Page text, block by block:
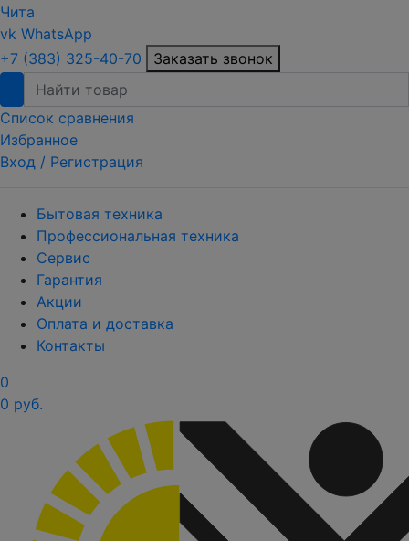
Чита
vk WhatsApp
+7 (383) 325-40-70
Заказать звонок
Список сравнения
Избранное
Вход / Регистрация
Бытовая техника
Профессиональная техника
Сервис
Гарантия
Акции
Оплата и доставка
Контакты
0
0 руб.